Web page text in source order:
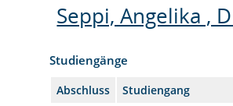
Seppi, Angelika ,
Studiengänge
Abschluss Studiengang